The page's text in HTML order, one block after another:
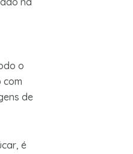
o
com
de
é